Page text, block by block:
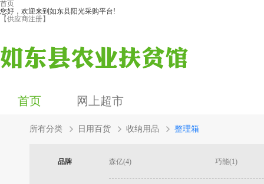
首页
您好，欢迎来到如东县阳光采购平台!
【供应商注册】
首页 网上超市
所有分类 日用百货 收纳用品 整理箱
品牌 森亿(4) 巧能(1)